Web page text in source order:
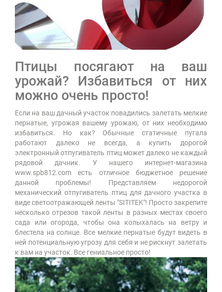
Птицы посягают на ваш
урожай? Избавиться от них
можно очень просто!
Если на ваш дачный участок повадились залетать мелкие
пернатые, угрожая вашему урожаю, от них необходимо
избавиться. Но как? Обычные статичные пугала
работают далеко не всегда, а купить дорогой
электронный отпугиватель птиц может далеко не каждый
рядовой дачник. У нашего интернет-магазина
www.spb812.com есть отличное бюджетное решение
данной проблемы! Представляем недорогой
механический отпугиватель птиц для дачного участка в
виде светоотражающей ленты "SITITEK"! Просто закрепите
несколько отрезов такой ленты в разных местах своего
сада или огорода, чтобы она колыхалась на ветру и
блестела на солнце. Все мелкие пернатые будут видеть в
ней потенциальную угрозу для себя и не рискнут залетать
к вам на участок. Все гениальное просто!